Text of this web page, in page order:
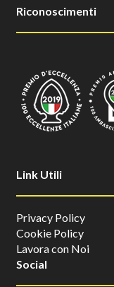
Riconoscimenti
Link Utili
Privacy Policy
Cookie Policy
Lavora con Noi
Social